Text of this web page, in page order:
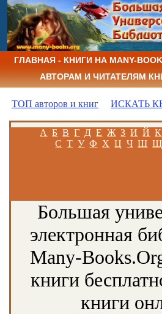
ГЛАВНАЯ - КНИГИ НА MANY-
АВТОРАМ И ЧИТАТЕЛЯМ
ТОП авторов и книг ИСКАТЬ
А Б В Г Д Е Ж З И Й К
С Т У Ф Х Ц Ч Ш Щ
Большая
электронная
Many-
книги
книги